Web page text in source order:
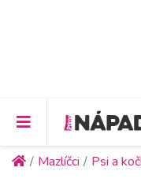
Mazlíčci Psi a